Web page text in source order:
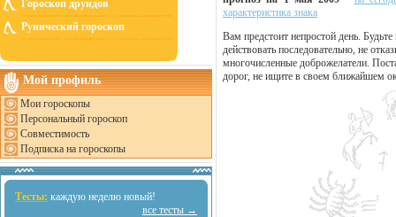
Гороскоп друидов
Рунический гороскоп
Мой профиль
Мои гороскопы
Персональный гороскоп
Совместимость
Подписка на гороскопы
Тесты: каждую неделю новый!
все тесты →
характеристика знака
Вам предстоит непростой день.
действовать последовательно, не
многочисленные доброжелатели.
дорог, не ищите в своем ближайшем